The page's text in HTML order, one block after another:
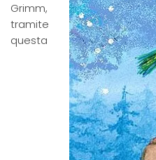
Grimm,
tramite
questa